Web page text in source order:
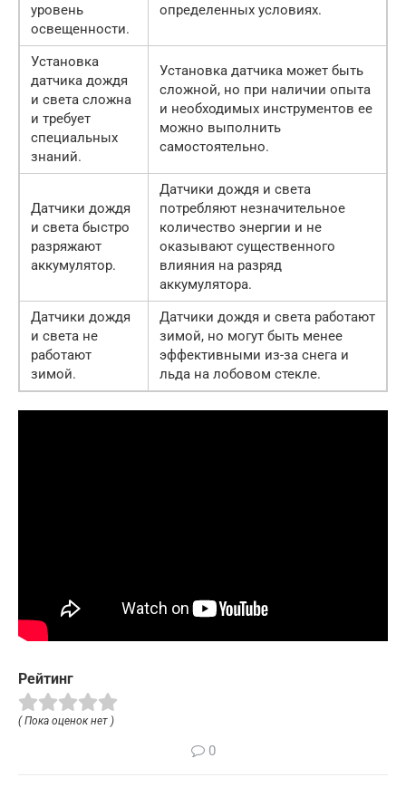
уровень
освещенности.
определенных условиях.
Установка
датчика дождя
и света сложна
и требует
специальных
знаний.
Установка датчика может быть
сложной, но при наличии опыта
и необходимых инструментов ее
можно выполнить
самостоятельно.
Датчики дождя
и света быстро
разряжают
аккумулятор.
Датчики дождя и света
потребляют незначительное
количество энергии и не
оказывают существенного
влияния на разряд
аккумулятора.
Датчики дождя
и света не
работают
зимой.
Датчики дождя и света работают
зимой, но могут быть менее
эффективными из-за снега и
льда на лобовом стекле.
Рейтинг
( Пока оценок нет )
0